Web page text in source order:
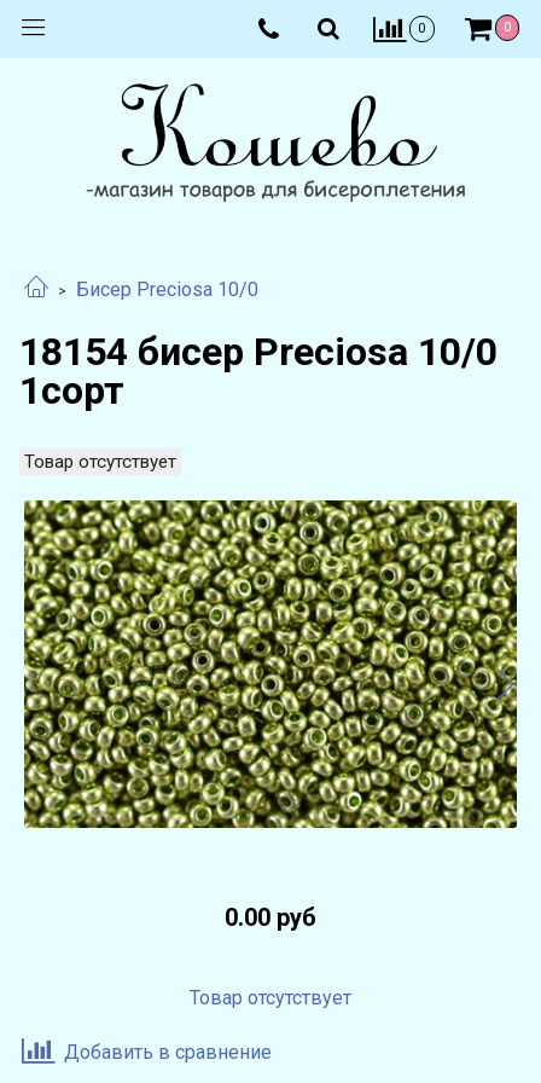
0 0
Бисер Preciosa 10/0
18154 бисер Preciosa 10/0
1сорт
Товар отсутствует
0.00 руб
Товар отсутствует
Добавить в сравнение